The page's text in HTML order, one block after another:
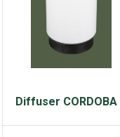
Diffuser CORDOBA